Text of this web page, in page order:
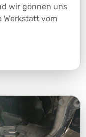
wir gönnen uns
Werkstatt vom